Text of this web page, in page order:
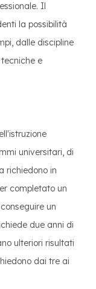
Il
la possibilità
dalle discipline
e
universitari, di
richiedono in
completato un
un
due anni di
ulteriori risultati
dai tre ai